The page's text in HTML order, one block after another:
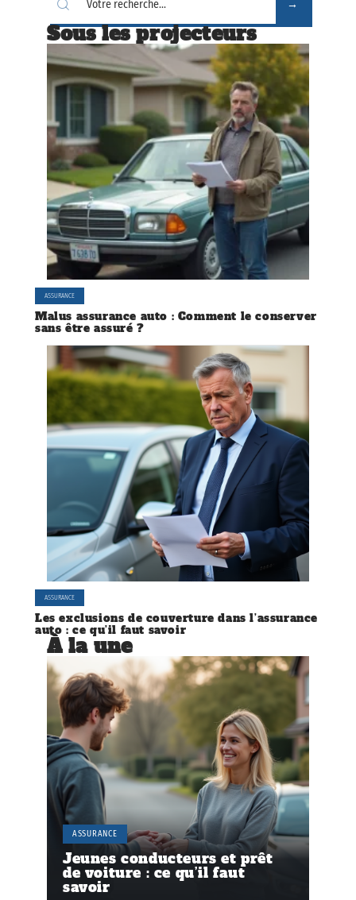
Sous les projecteurs
ASSURANCE
Malus assurance auto : Comment le conserver
sans être assuré ?
ASSURANCE
Les exclusions de couverture dans l’assurance
auto : ce qu’il faut savoir
À la une
ASSURANCE
Jeunes conducteurs et prêt
de voiture : ce qu’il faut
savoir